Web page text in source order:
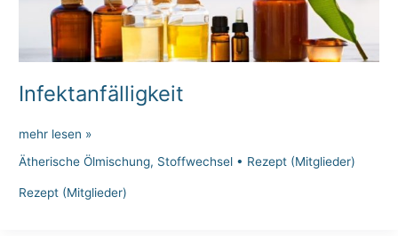
Infektanfälligkeit
Infektanfälligkeit
mehr lesen »
Ätherische Ölmischung, Stoffwechsel• Rezept (Mitglieder)
Rezept (Mitglieder)